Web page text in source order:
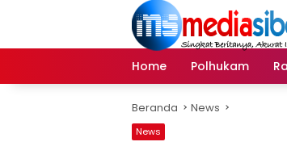
Home Polhukam
Beranda News
News